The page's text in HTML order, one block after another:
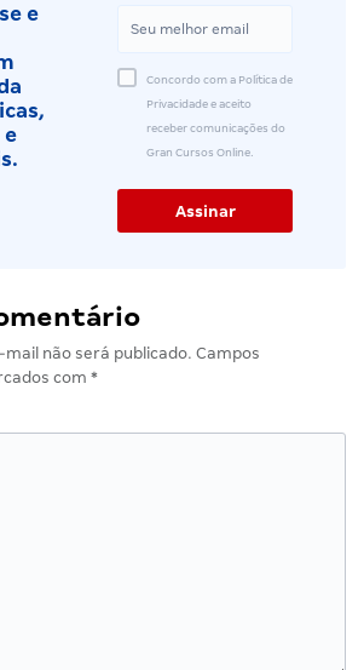
e
e
Concordo com a Política de
Privacidade e aceito
receber comunicações do
Gran Cursos Online.
não será publicado. Campos
com *